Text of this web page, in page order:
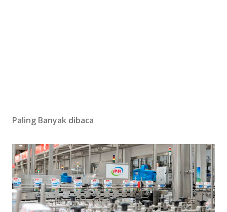
Paling Banyak dibaca